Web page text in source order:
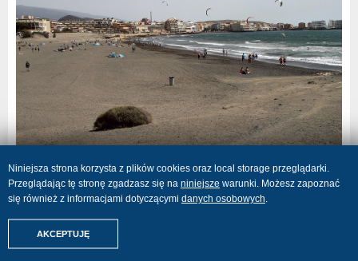
Playa el Medano — foto: Pixabay
Niniejsza strona korzysta z plików cookies oraz local storage przeglądarki.
Przeglądając tę stronę zgadzasz się na niniejsze warunki. Możesz zapoznać
się również z informacjami dotyczącymi danych osobowych.
AKCEPTUJĘ